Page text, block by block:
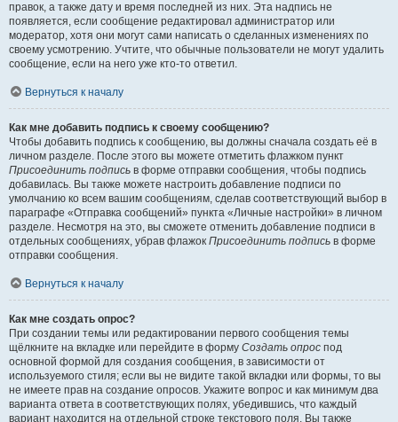
правок, а также дату и время последней из них. Эта надпись не
появляется, если сообщение редактировал администратор или
модератор, хотя они могут сами написать о сделанных изменениях по
своему усмотрению. Учтите, что обычные пользователи не могут удалить
сообщение, если на него уже кто-то ответил.
Вернуться к началу
Как мне добавить подпись к своему сообщению?
Чтобы добавить подпись к сообщению, вы должны сначала создать её в
личном разделе. После этого вы можете отметить флажком пункт
Присоединить подпись в форме отправки сообщения, чтобы подпись
добавилась. Вы также можете настроить добавление подписи по
умолчанию ко всем вашим сообщениям, сделав соответствующий выбор в
параграфе «Отправка сообщений» пункта «Личные настройки» в личном
разделе. Несмотря на это, вы сможете отменить добавление подписи в
отдельных сообщениях, убрав флажок Присоединить подпись в форме
отправки сообщения.
Вернуться к началу
Как мне создать опрос?
При создании темы или редактировании первого сообщения темы
щёлкните на вкладке или перейдите в форму Создать опрос под
основной формой для создания сообщения, в зависимости от
используемого стиля; если вы не видите такой вкладки или формы, то вы
не имеете прав на создание опросов. Укажите вопрос и как минимум два
варианта ответа в соответствующих полях, убедившись, что каждый
вариант находится на отдельной строке текстового поля. Вы также